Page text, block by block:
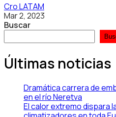
Cro LATAM
Mar 2, 2023
Buscar
Últimas noticias
Dramática carrera de
en el río Neretva
El calor extremo dispara